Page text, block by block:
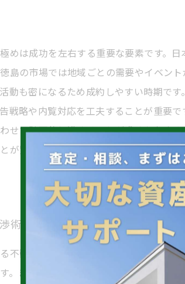
めは成功を左右する重要な要素です。
島の市場では地域ごとの需要やイベン
動も密になるため成約しやすい時期で
戦略や内覧対応を工夫することが重要
せて計画的に進めることが求められま
が賢明です。こうした戦略的なタイミ
術
不動産会社の選定が不可欠です。不動
。まず、複数の会社に査定を依頼し、